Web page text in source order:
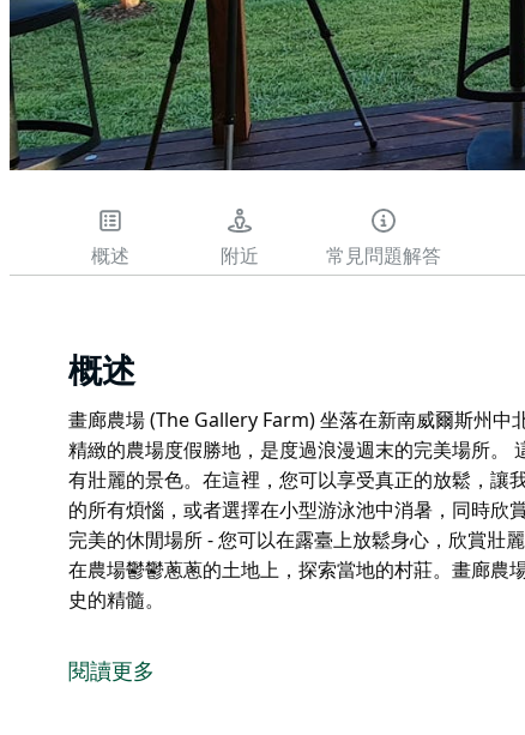
概述 附近 常見問題解答
概述
畫廊農場 (The Gallery Farm) 坐落在新南威爾斯州
精緻的農場度假勝地，是度過浪漫週末的完美場所。
有壯麗的景色。在這裡，您可以享受真正的放鬆，讓
的所有煩惱，或者選擇在小型游泳池中消暑，同時
完美的休閒場所 - 您可以在露臺上放鬆身心，欣賞壯
在農場鬱鬱蔥蔥的土地上，探索當地的村莊。畫廊農
史的精髓。
精緻的農場度假勝地，是度過浪漫週末的完美場所。
閱讀更多